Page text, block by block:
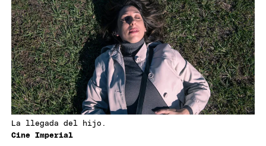
La llegada del hijo.
Cine Imperial